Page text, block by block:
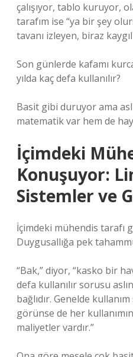
çalışıyor, tablo kuruyor,
tarafım ise “ya bir şey
tavanı izleyen, biraz
Son günlerde kafamı
yılda kaç defa kullanılır?
Basit gibi duruyor ama
matematik var hem de
İçimdeki
Konuşuyor:
Sistemler ve
İçimdeki mühendis tarafı
Duygusallığa pek
“Bak,” diyor, “kasko bir
defa kullanılır sorusu
bağlıdır. Genelde kullanım
görünse de her
maliyetler vardır.”